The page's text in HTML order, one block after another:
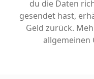
du die Daten
gesendet hast,
Geld zurück.
allgemeinen